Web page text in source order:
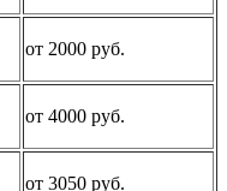
от 2000 руб.
от 4000 руб.
от 3050 руб.